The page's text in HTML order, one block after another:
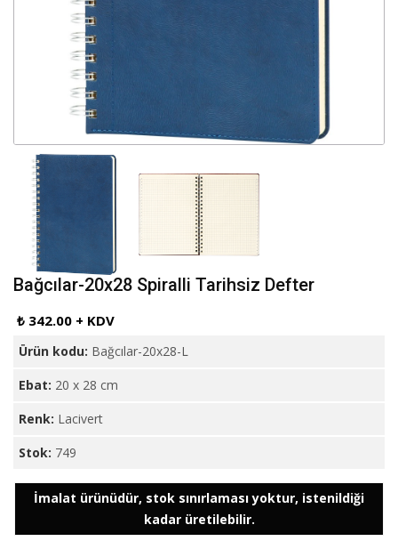
Bağcılar-20x28 Spiralli Tarihsiz Defter
₺ 342.00 + KDV
Ürün kodu: Bağcılar-20x28-L
Ebat: 20 x 28 cm
Renk: Lacivert
Stok: 749
İmalat ürünüdür, stok sınırlaması yoktur, istenildiği
kadar üretilebilir.